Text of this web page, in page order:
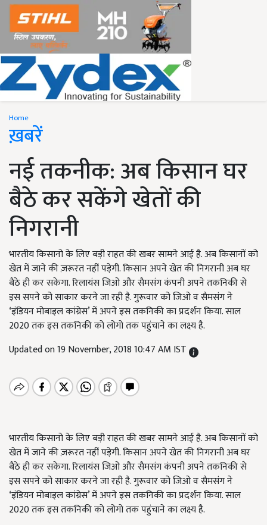
Home
ख़बरें
नई तकनीक: अब किसान घर
बैठे कर सकेंगे खेतों की
निगरानी
भारतीय किसानो के लिए बड़ी राहत की खबर सामने आई है. अब किसानों को
खेत में जाने की ज़रूरत नहीं पड़ेगी. किसान अपने खेत की निगरानी अब घर
बैठे ही कर सकेगा. रिलायंस जिओ और सैमसंग कंपनी अपने तकनिकी से
इस सपने को साकार करने जा रही है. गुरूवार को जिओ व सैमसंग ने
‘इंडियन मोबाइल कांग्रेस’ में अपने इस तकनिकी का प्रदर्शन किया. साल
2020 तक इस तकनिकी को लोगो तक पहुंचाने का लक्ष्य है.
Updated on 19 November, 2018 10:47 AM IST
भारतीय किसानो के लिए बड़ी राहत की खबर सामने आई है. अब किसानों को
खेत में जाने की ज़रूरत नहीं पड़ेगी. किसान अपने खेत की निगरानी अब घर
बैठे ही कर सकेगा.रिलायंस जिओ और सैमसंग कंपनी अपने तकनिकी से
इस सपने को साकार करने जा रही है. गुरूवार को जिओ व सैमसंग ने
‘इंडियन मोबाइल कांग्रेस’में अपने इस तकनिकी का प्रदर्शन किया.साल
2020तक इस तकनिकी को लोगो तक पहुंचाने का लक्ष्य है.